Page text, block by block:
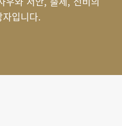
입니다.